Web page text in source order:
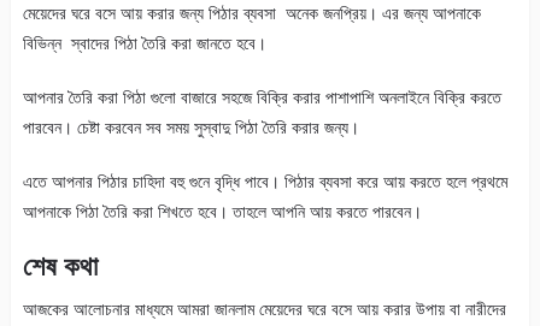
মেয়েদের ঘরে বসে আয় করার জন্য পিঠার ব্যবসা অনেক জনপ্রিয়। এর জন্য আপনাকে
বিভিন্ন স্বাদের পিঠা তৈরি করা জানতে হবে।
আপনার তৈরি করা পিঠা গুলো বাজারে সহজে বিক্রি করার পাশাপাশি অনলাইনে বিক্রি করতে
পারবেন। চেষ্টা করবেন সব সময় সুস্বাদু পিঠা তৈরি করার জন্য।
এতে আপনার পিঠার চাহিদা বহু গুনে বৃদ্ধি পাবে। পিঠার ব্যবসা করে আয় করতে হলে প্রথমে
আপনাকে পিঠা তৈরি করা শিখতে হবে। তাহলে আপনি আয় করতে পারবেন।
শেষ কথা
আজকের আলোচনার মাধ্যমে আমরা জানলাম মেয়েদের ঘরে বসে আয় করার উপায় বা নারীদের